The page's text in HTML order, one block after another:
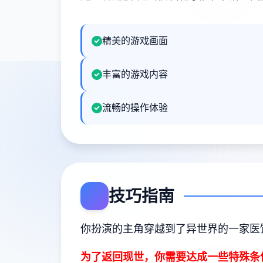
精美的游戏画面
丰富的游戏内容
流畅的操作体验
技巧指南
你扮演的主角穿越到了异世界的一家
为了返回现世，你需要达成一些特殊条